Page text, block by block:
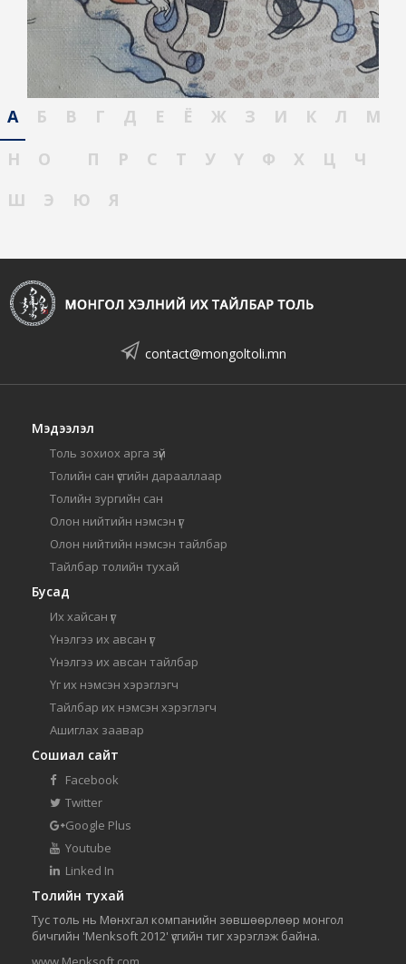
А Б В Г Д Е Ё Ж З И К Л
М
Н
О П Р С Т У Ү Ф Х Ц
Ч
Ш
Э Ю Я
contact@mongoltoli.mn
Мэдээлэл
Толь зохиох арга зүй
Толийн сан үсгийн дарааллаар
Толийн зургийн сан
Олон нийтийн нэмсэн үг
Олон нийтийн нэмсэн тайлбар
Тайлбар толийн тухай
Бусад
Их хайсан үг
Үнэлгээ их авсан үг
Үнэлгээ их авсан тайлбар
Үг их нэмсэн хэрэглэгч
Тайлбар их нэмсэн хэрэглэгч
Ашиглах заавар
Сошиал сайт
Facebook
Twitter
Google Plus
Youtube
Linked In
Толийн тухай
Тус толь нь Мөнхгал компанийн зөвшөөрлөөр монгол
бичгийн 'Menksoft 2012' үсгийн тиг хэрэглэж байна.